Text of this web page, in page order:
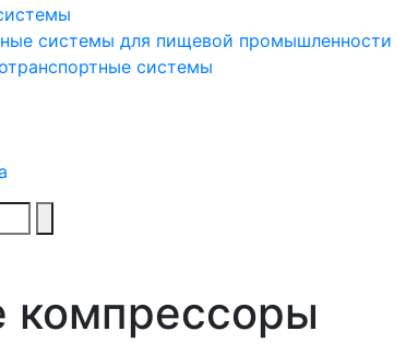
системы для пищевой промышленности
системы
компрессоры